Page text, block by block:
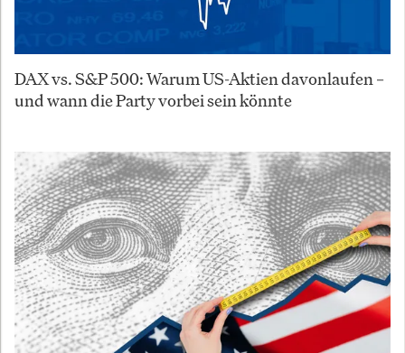
DAX vs. S&P 500: Warum US-Aktien davonlaufen –
und wann die Party vorbei sein könnte